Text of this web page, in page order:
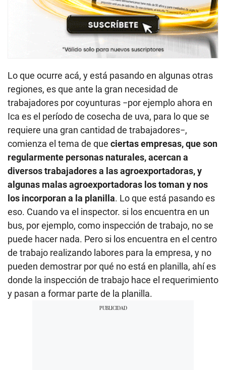
Lo que ocurre acá, y está pasando en algunas otras
regiones, es que ante la gran necesidad de
trabajadores por coyunturas −por ejemplo ahora en
Ica es el período de cosecha de uva, para lo que se
requiere una gran cantidad de trabajadores−,
comienza el tema de que ciertas empresas, que son
regularmente personas naturales, acercan a
diversos trabajadores a las agroexportadoras, y
algunas malas agroexportadoras los toman y nos
los incorporan a la planilla. Lo que está pasando es
eso. Cuando va el inspector. si los encuentra en un
bus, por ejemplo, como inspección de trabajo, no se
puede hacer nada. Pero si los encuentra en el centro
de trabajo realizando labores para la empresa, y no
pueden demostrar por qué no está en planilla, ahí es
donde la inspección de trabajo hace el requerimiento
y pasan a formar parte de la planilla.